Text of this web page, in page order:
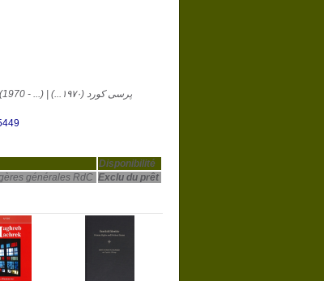
Pirsa kurdî (1970 - ...) | Question kurde (1970 - ...) | Kurdish question (1970 - ...) | پرسی کورد (١٩٧٠...)
Disponibilité
générales RdC Exclu du prêt